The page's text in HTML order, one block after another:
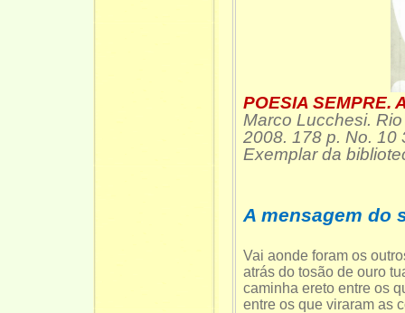
POESIA SEMPRE.
Marco Lucchesi.
2008. 178 p. No. 10
Exemplar da
A mensagem do
Vai aonde foram os
atrás do tosão de ouro
caminha ereto entre os
entre os que viraram as